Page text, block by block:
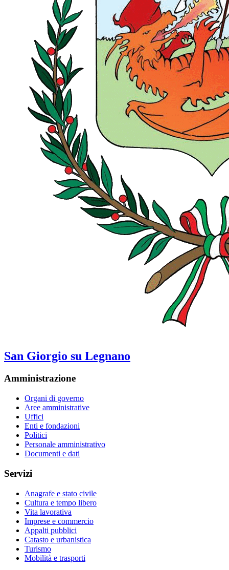
San Giorgio su Legnano
Amministrazione
Organi di governo
Aree amministrative
Uffici
Enti e fondazioni
Politici
Personale amministrativo
Documenti e dati
Servizi
Anagrafe e stato civile
Cultura e tempo libero
Vita lavorativa
Imprese e commercio
Appalti pubblici
Catasto e urbanistica
Turismo
Mobilità e trasporti